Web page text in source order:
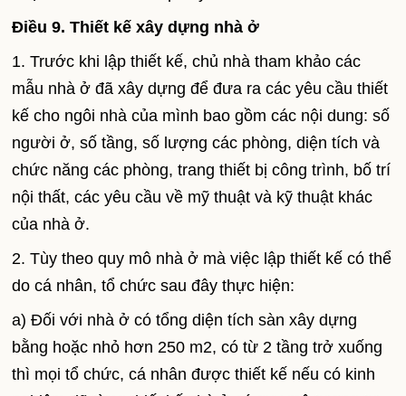
Điều 9. Thiết kế xây dựng nhà ở
1. Trước khi lập thiết kế, chủ nhà tham khảo các
mẫu nhà ở đã xây dựng để đưa ra các yêu cầu thiết
kế cho ngôi nhà của mình bao gồm các nội dung: số
người ở, số tầng, số lượng các phòng, diện tích và
chức năng các phòng, trang thiết bị công trình, bố trí
nội thất, các yêu cầu về mỹ thuật và kỹ thuật khác
của nhà ở.
2. Tùy theo quy mô nhà ở mà việc lập thiết kế có thể
do cá nhân, tổ chức sau đây thực hiện:
a) Đối với nhà ở có tổng diện tích sàn xây dựng
bằng hoặc nhỏ hơn 250 m2, có từ 2 tầng trở xuống
thì mọi tổ chức, cá nhân được thiết kế nếu có kinh